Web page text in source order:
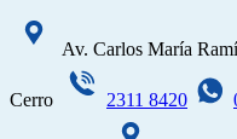
Av. Carlos María
Cerro 2311 8420